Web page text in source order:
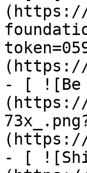
- [ ![Be
(https://
- [